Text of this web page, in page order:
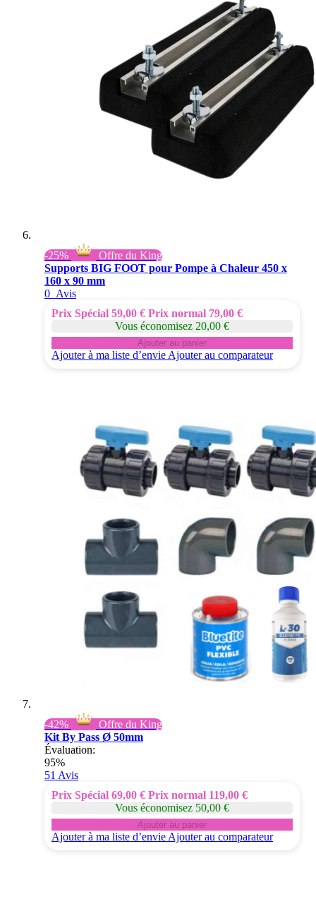
-25%
Offre du King
Supports BIG FOOT pour Pompe à Chaleur 450 x
160 x 90 mm
0 Avis
Prix Spécial 59,00 € Prix normal 79,00 €
Vous économisez 20,00 €
Ajouter au panier
Ajouter à ma liste d’envie Ajouter au comparateur
-42%
Offre du King
Kit By Pass Ø 50mm
Évaluation:
95%
51 Avis
Prix Spécial 69,00 € Prix normal 119,00 €
Vous économisez 50,00 €
Ajouter au panier
Ajouter à ma liste d’envie Ajouter au comparateur